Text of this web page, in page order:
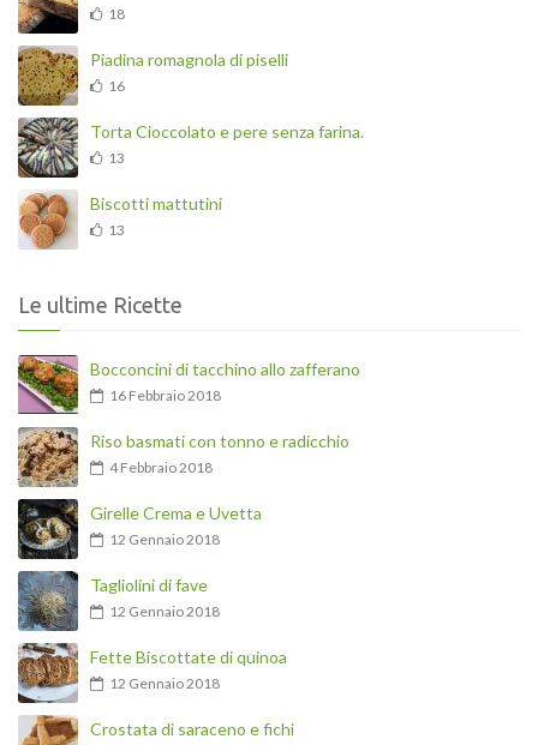
18
Piadina romagnola di piselli
16
Torta Cioccolato e pere senza farina.
13
Biscotti mattutini
13
Le ultime Ricette
Bocconcini di tacchino allo zafferano
16 Febbraio 2018
Riso basmati con tonno e radicchio
4 Febbraio 2018
Girelle Crema e Uvetta
12 Gennaio 2018
Tagliolini di fave
12 Gennaio 2018
Fette Biscottate di quinoa
12 Gennaio 2018
Crostata di saraceno e fichi